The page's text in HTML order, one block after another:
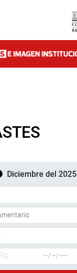
Diciembre del 2025